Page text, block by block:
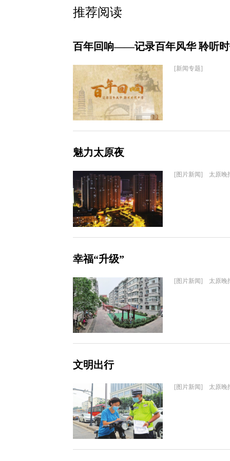
推荐阅读
百年回响——记录百年风华 聆听
[新闻专题]
魅力太原夜
[图片新闻] 太原晚
幸福“升级”
[图片新闻] 太原晚
文明出行
[图片新闻] 太原晚